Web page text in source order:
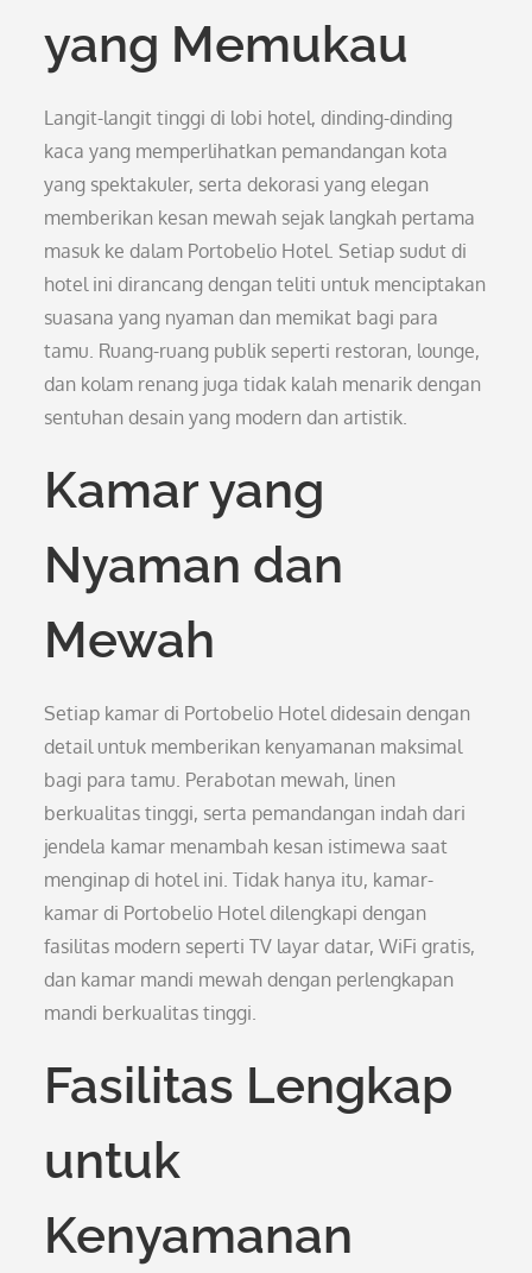
yang Memukau
Langit-langit tinggi di lobi hotel, dinding-dinding
kaca yang memperlihatkan pemandangan kota
yang spektakuler, serta dekorasi yang elegan
memberikan kesan mewah sejak langkah pertama
masuk ke dalam Portobelio Hotel. Setiap sudut di
hotel ini dirancang dengan teliti untuk menciptakan
suasana yang nyaman dan memikat bagi para
tamu. Ruang-ruang publik seperti restoran, lounge,
dan kolam renang juga tidak kalah menarik dengan
sentuhan desain yang modern dan artistik.
Kamar yang
Nyaman dan
Mewah
Setiap kamar di Portobelio Hotel didesain dengan
detail untuk memberikan kenyamanan maksimal
bagi para tamu. Perabotan mewah, linen
berkualitas tinggi, serta pemandangan indah dari
jendela kamar menambah kesan istimewa saat
menginap di hotel ini. Tidak hanya itu, kamar-
kamar di Portobelio Hotel dilengkapi dengan
fasilitas modern seperti TV layar datar, WiFi gratis,
dan kamar mandi mewah dengan perlengkapan
mandi berkualitas tinggi.
Fasilitas Lengkap
untuk
Kenyamanan